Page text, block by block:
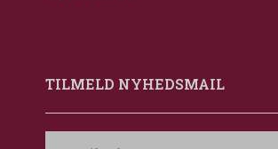
TILMELD NYHEDSMAIL